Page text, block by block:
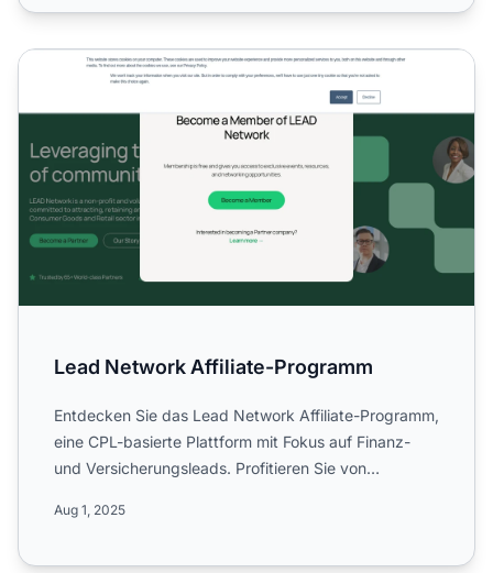
Lead Network Affiliate-Programm
Lead Network Affiliate-Programm
Entdecken Sie das Lead Network Affiliate-Programm,
eine CPL-basierte Plattform mit Fokus auf Finanz-
und Versicherungsleads. Profitieren Sie von
Aug 1, 2025